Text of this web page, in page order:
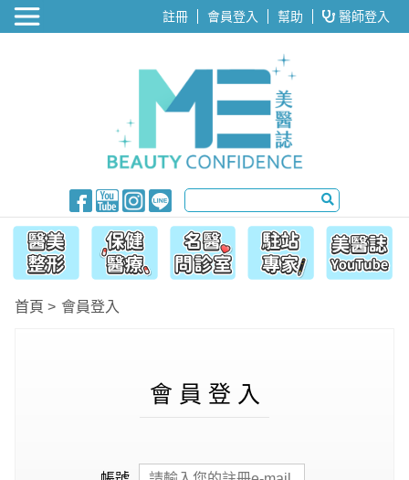
醫美整形 註冊 會員登入 幫助 醫師登入
首頁 會員登入
會 員 登 入